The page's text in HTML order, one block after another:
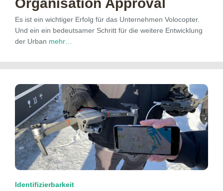
Organisation Approval
Es ist ein wichtiger Erfolg für das Unternehmen Volocopter.
Und ein ein bedeutsamer Schritt für die weitere Entwicklung
der Urban mehr…
Identifizierbarkeit